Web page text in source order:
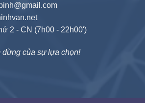
2 - CN (7h00 - 22h00')
của sự lựa chọn!